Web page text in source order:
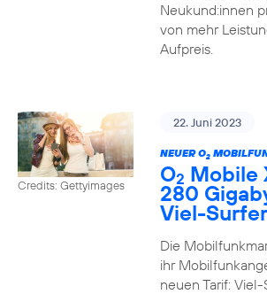
Neukund:innen
von mehr
Aufpreis.
Credits: Gettyimages
22. Juni 2023
NEUER O2
O2 Mobile
280
Viel-Surfer
Die
ihr
neuen Tarif: